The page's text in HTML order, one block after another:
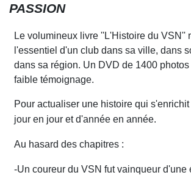
PASSION
Le volumineux livre ''L'Histoire du VSN''
l'essentiel d'un cl ub dans sa ville, dans
dans sa région. Un DVD de 1400
faible témoignage.
Pour actualiser une histoire qui s'enric
jour en jour et d'année en année.
Au hasard des chapitres :
-Un coureur du VSN fut vainqueur d'une